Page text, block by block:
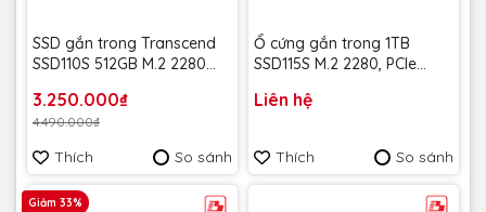
SSD gắn trong Transcend
SSD110S 512GB M.2 2280
1600MB/s TS512GMTE110S -
Bảo hành 5 năm
3.250.000₫
4.490.000₫
Thích So sánh
Ổ cứng gắn trong 1TB
SSD115S M.2 2280, PCIe
R/W: 3200/2000MB/s) -
Liên hệ
Thích So sánh
Giảm 33%